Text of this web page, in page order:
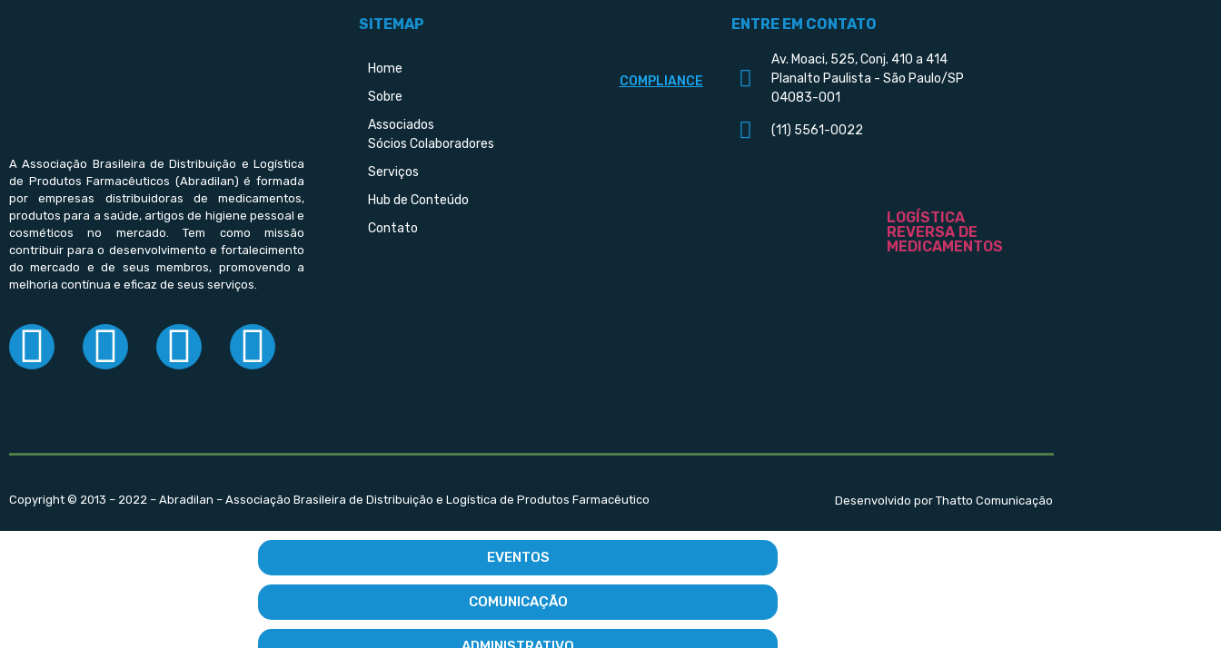
A Associação Brasileira de Distribuição e Logística
de Produtos Farmacêuticos (Abradilan) é formada
por empresas distribuidoras de medicamentos,
produtos para a saúde, artigos de higiene pessoal e
cosméticos no mercado. Tem como missão
contribuir para o desenvolvimento e fortalecimento
do mercado e de seus membros, promovendo a
melhoria contínua e eficaz de seus serviços.
SITEMAP
Home
Sobre
Associados
Sócios Colaboradores
Serviços
Hub de Conteúdo
Contato
COMPLIANCE
ENTRE EM CONTATO
Av. Moaci, 525, Conj. 410 a 414
Planalto Paulista - São Paulo/SP
04083-001
(11) 5561-0022
LOGÍSTICA
REVERSA DE
MEDICAMENTOS
Copyright © 2013 – 2022 – Abradilan – Associação Brasileira de Distribuição e Logística de Produtos Farmacêutico Desenvolvido por Thatto Comunicação
EVENTOS
COMUNICAÇÃO